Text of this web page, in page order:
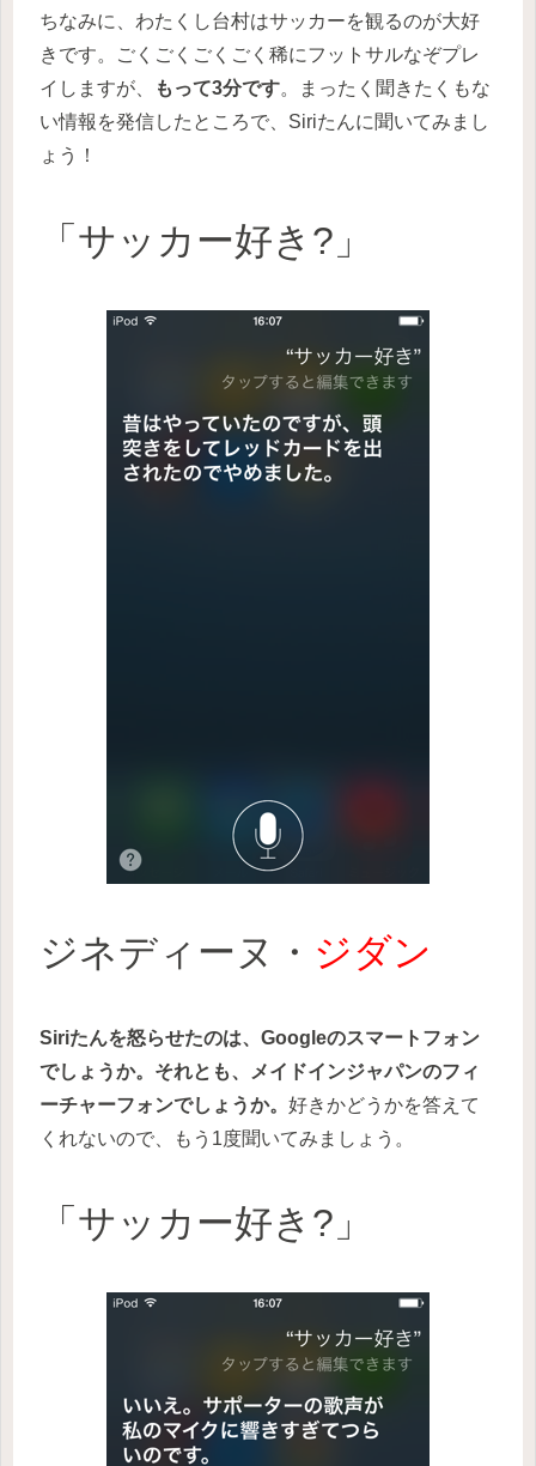
ちなみに、わたくし台村はサッカーを観るのが大好
きです。ごくごくごくごく稀にフットサルなぞプレ
イしますが、
もって3分です。まったく聞きたくもな
い情報を発信したところで、Siriたんに聞いてみまし
ょう！
「サッカー好き?」
ジネディーヌ・ ジダン
Siriたんを怒らせたのは、Googleのスマートフォン
でしょうか。それとも、メイドインジャパンのフィ
ーチャーフォンでしょうか。 好きかどうかを答えて
くれないので、もう1度聞いてみましょう。
「サッカー好き?」